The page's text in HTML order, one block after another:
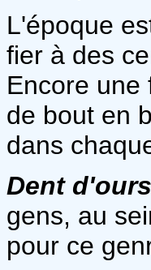
L'époque
fier à des
Encore une
de bout en
dans
Dent d'ours
gens, au
pour ce